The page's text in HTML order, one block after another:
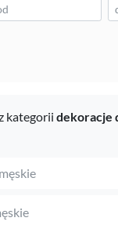
kategorii dekoracje